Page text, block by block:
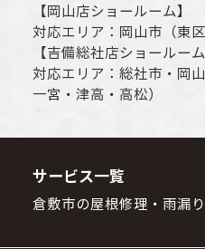
【岡山店ショールーム】
対応エリア： 岡山市 （東
【吉備総社店ショールーム
対応エリア： 総社市 ・ 岡
一宮・津高・高松）
サービス一覧
倉敷市の屋根修理・雨漏